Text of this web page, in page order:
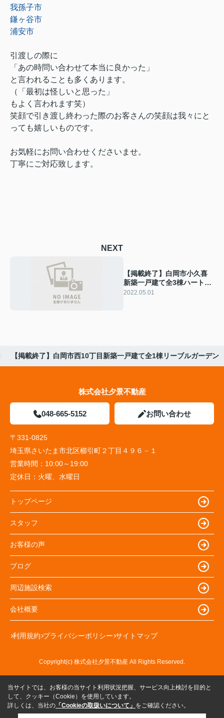
我孫子市
鎌ヶ谷市
浦安市
引渡しの際に
「あの時問い合わせて本当に良かった」
と言われることも多くあります。
（「最初は怪しいと思った」
もよく言われます笑）
笑顔で引き渡し終わった際のお客さんの笑顔は我々にと
っても嬉しいものです。
お気軽にお問い合わせくださいませ。
丁寧にご対応致します。
NEXT
【掲載終了】白岡市小久喜
新築一戸建て全3棟ハートフ
ルタウン
2022.05.01
【掲載終了】白岡市西10丁目新築一戸建て全1棟リーブルガーデン
株式会社夕景不動産
048-665-5152 お問い合わせ
〒331-0825
埼玉県さいたま市北区櫛引町２丁目４９６－１
営業時間： 10:00～19:00
定休日： 火曜、水曜日
トップページ
スタッフ
お客様の声
ブログ
周辺施設検索
会社概要
利用規約 プライバシーポリシー サイトマップ
Copyright(c) 株式会社夕景不動産 All Rights Reserved.
当サイトでは、お客様の当サイト利用状況把握、サービス向上検討を目的と
して、クッキー（Cookie）を使用しています。
詳しくは、当社の 「Cookieの取扱いについて」 をご確認ください。